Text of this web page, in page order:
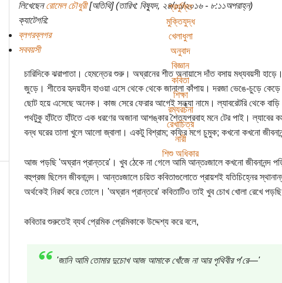
প্রযুক্তি
মুক্তিযুদ্ধ
খেলাধুলা
অনুবাদ
বিজ্ঞান
কবিতা
শিক্ষা
রম্যরচনা
রেখাচিত্র
নারী
শিশু অধিকার
লিখেছেনরোমেল চৌধুরী[অতিথি] (তারিখ: বিষ্যুদ, ২৪/১১/২০১৬ - ৮:১১অপরাহ্ন)
ক্যাটেগরি:
ব্লগরব্লগর
সববয়সী
চারিদিকে ঝরাপাতা। হেমন্তের শুরু। অঘ্রানের শীত অনায়াসে দাঁত বসায় মধ্যবয়সী
জুড়ে। শীতের হৃদয়হীন হাওয়া এসে থেকে থেকে জানালা কাঁপায়। দরজা ভেঙে-চুড়ে কেড়ে
ছোট হয়ে এসেছে অনেক। কাজ সেরে ফেরার আগেই সন্ধ্যা নামে। ল্যাবরেটরি থেকে বাড়ি
পথটুকু হাঁটতে হাঁটতে এক ধরণের অজানা আশঙ্কার শৈত্যপ্রবাহ মনে টের পাই। ল্যাবের
বন্ধ ঘরের তালা খুলে আলো জ্বালা। একটু বিশ্রাম; কফির মগে চুমুক; কখনো কখনো
আজ পড়ছি 'অঘ্রান প্রান্তরে'। খুব ঠেকে না গেলে আমি আন্তঃজালে কখনো জীবনানন্দ
বহুপ্রজ ছিলেন জীবনানন্দ। আন্তঃজালে চয়িত কবিতাগুলোতে প্রায়শই যতিচিহ্নের
অর্থকেই নিরর্থ করে তোলে। 'অঘ্রান প্রান্তরে' কবিতাটিও তাই খুব চোখ খোলা রেখে
কবিতার শুরুতেই ব্যর্থ প্রেমিক প্রেমিকাকে উদ্দেশ্য করে বলে,
'জানি আমি তোমার দুচোখ আজ আমাকে খোঁজে না আর পৃথিবীর প'রে—'